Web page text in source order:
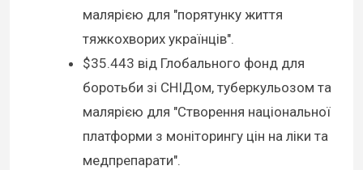
малярією для "порятунку життя
тяжкохворих українців".
$35.443 від Глобального фонд для
боротьби зі СНІДом, туберкульозом та
малярією для "Створення національної
платформи з моніторингу цін на ліки та
медпрепарати".